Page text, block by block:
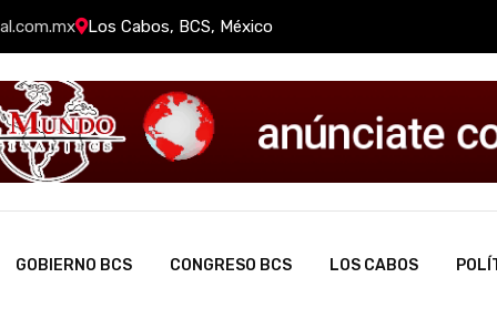
Los Cabos, BCS, México
GOBIERNO BCS CONGRESO BCS LOS CABOS